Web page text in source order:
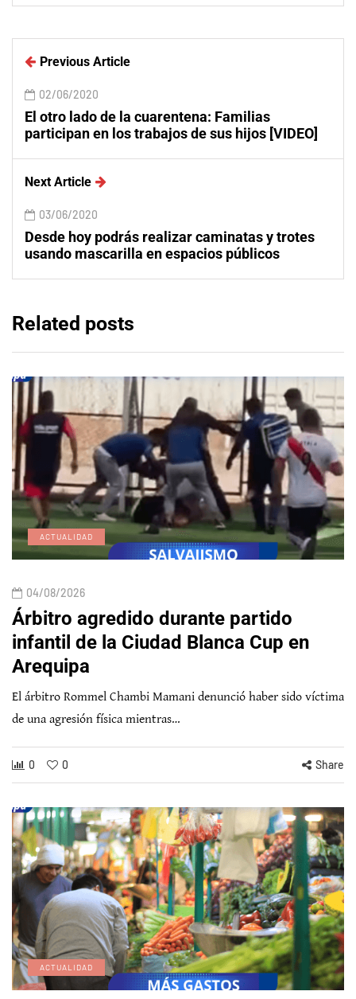
Previous Article
02/06/2020
El otro lado de la cuarentena: Familias
participan en los trabajos de sus hijos [VIDEO]
Next Article
03/06/2020
Desde hoy podrás realizar caminatas y trotes
usando mascarilla en espacios públicos
Related posts
ACTUALIDAD
04/08/2026
Árbitro agredido durante partido
infantil de la Ciudad Blanca Cup en
Arequipa
El árbitro Rommel Chambi Mamani denunció haber sido víctima
de una agresión física mientras…
0 0 Share
ACTUALIDAD